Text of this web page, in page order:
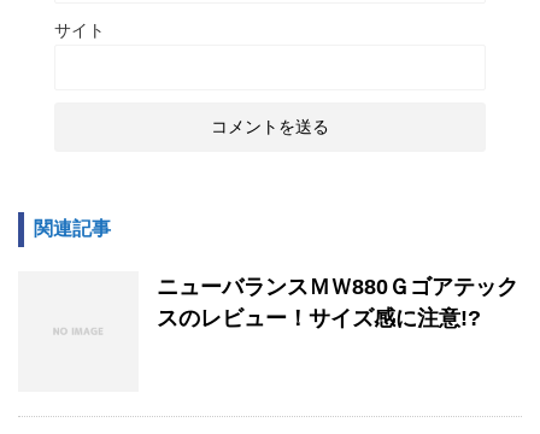
サイト
関連記事
ニューバランスＭＷ880Ｇゴアテック
スのレビュー！サイズ感に注意!?